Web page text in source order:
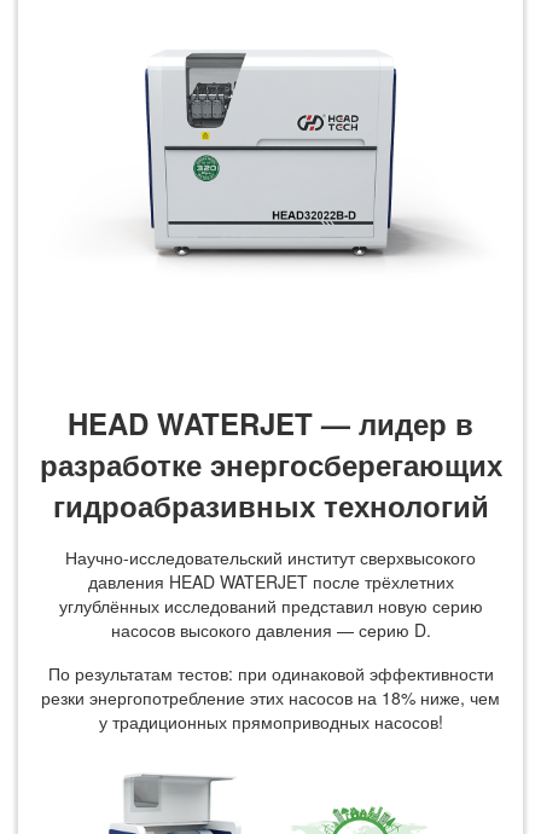
HEAD WATERJET — лидер в
разработке энергосберегающих
гидроабразивных технологий
Научно-исследовательский институт сверхвысокого
давления HEAD WATERJET после трёхлетних
углублённых исследований представил новую серию
насосов высокого давления — серию D.
По результатам тестов: при одинаковой эффективности
резки энергопотребление этих насосов на 18% ниже, чем
у традиционных прямоприводных насосов!